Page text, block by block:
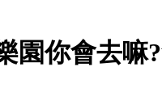
園你會去嘛